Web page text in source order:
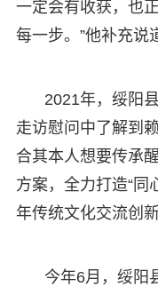
一定会有收获，也
每一步。”他补充说
2021年，绥阳
走访慰问中了解到
合其本人想要传承
方案，全力打造“同
年传统文化交流创
今年6月，绥阳